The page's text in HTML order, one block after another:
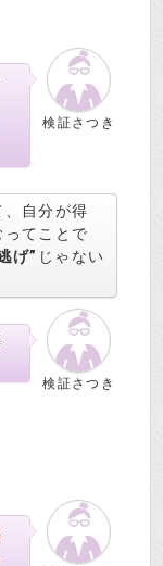
検証さつき
自分が得
てことで
げ” じゃない
検証さつき